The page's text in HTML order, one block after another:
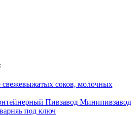
свежевыжатых соков, молочных